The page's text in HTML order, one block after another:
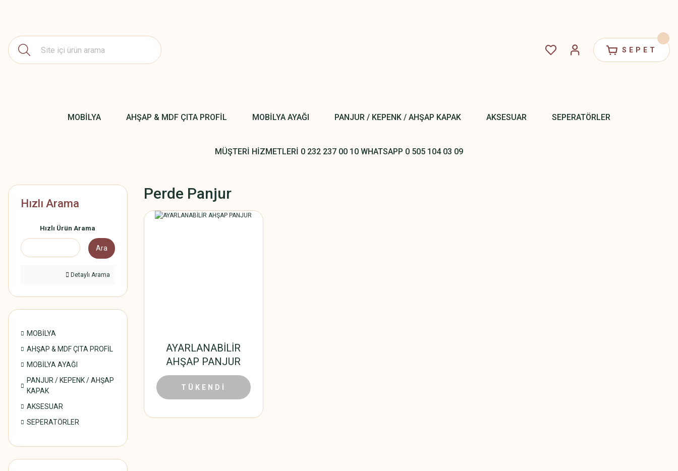
SEPET
MOBİLYA AHŞAP & MDF ÇITA PROFİL MOBİLYA AYAĞI PANJUR / KEPENK / AHŞAP KAPAK AKSESUAR SEPERATÖRLER
MÜŞTERİ HİZMETLERİ 0 232 237 00 10 WHATSAPP 0 505 104 03 09
Hızlı Arama
Hızlı Ürün Arama
Ara
Detaylı Arama
MOBİLYA
AHŞAP & MDF ÇITA PROFİL
MOBİLYA AYAĞI
PANJUR / KEPENK / AHŞAP
KAPAK
AKSESUAR
SEPERATÖRLER
Perde Panjur
AYARLANABİLİR
AHŞAP PANJUR
0,01 TL
TÜKENDİ